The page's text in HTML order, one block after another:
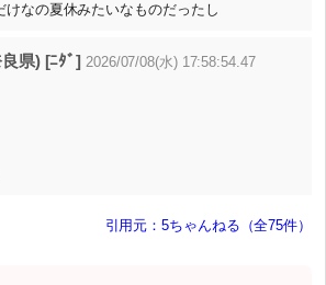
けなの夏休みたいなものだったし
県) [ﾆﾀﾞ] 2026/07/08(水) 17:58:54.47
引用元：5ちゃんねる（全75件）